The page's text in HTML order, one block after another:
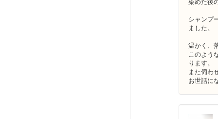
シャンプ
ました。
温かく、
このよう
ります。
また伺わ
お世話に